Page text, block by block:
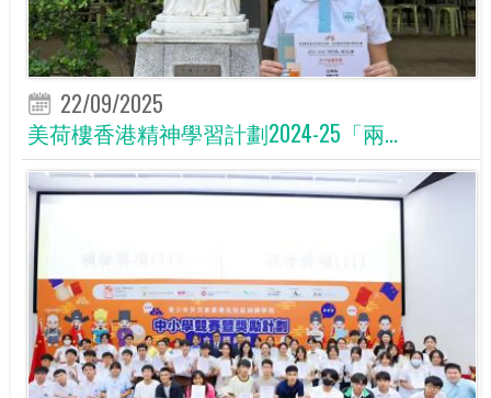
22/09/2025
美荷樓香港精神學習計劃2024-25「兩...